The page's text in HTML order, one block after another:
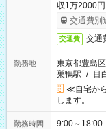
収1万2000
交通費別
交通費 交通
勤務地
東京都豊島区
巣鴨駅 / 目
≪自宅か
します。
勤務時間
9:00～18:00（休憩60分） ■ご